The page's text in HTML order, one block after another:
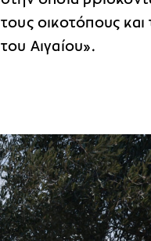
τους οικοτόπους
του Αιγαίου».